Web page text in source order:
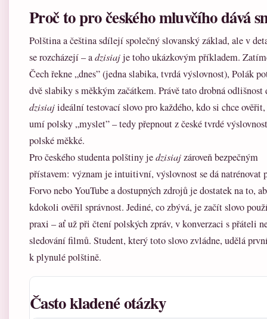
Proč to pro českého mluvčího dává
Polština a čeština sdílejí společný slovanský základ, ale v
se rozcházejí – adzisiajje toho ukázkovým příkladem.
Čech řekne „dnes” (jedna slabika, tvrdá výslovnost), Polák
dvě slabiky s měkkým začátkem. Právě tato drobná odlišnost
dzisiajideální testovací slovo pro každého, kdo si chce
umí polsky „myslet” – tedy přepnout z české tvrdé
polské měkké.
Pro českého studenta polštiny jedzisiajzároveň bezpečným
přístavem: význam je intuitivní, výslovnost se dá natrénovat
Forvo nebo YouTube a dostupných zdrojů je dostatek na to,
kdokoli ověřil správnost. Jediné, co zbývá, je začít slovo
praxi – ať už při čtení polských zpráv, v konverzaci s přáteli
sledování filmů. Student, který toto slovo zvládne, udělá
k plynulé polštině.
Často kladené otázky